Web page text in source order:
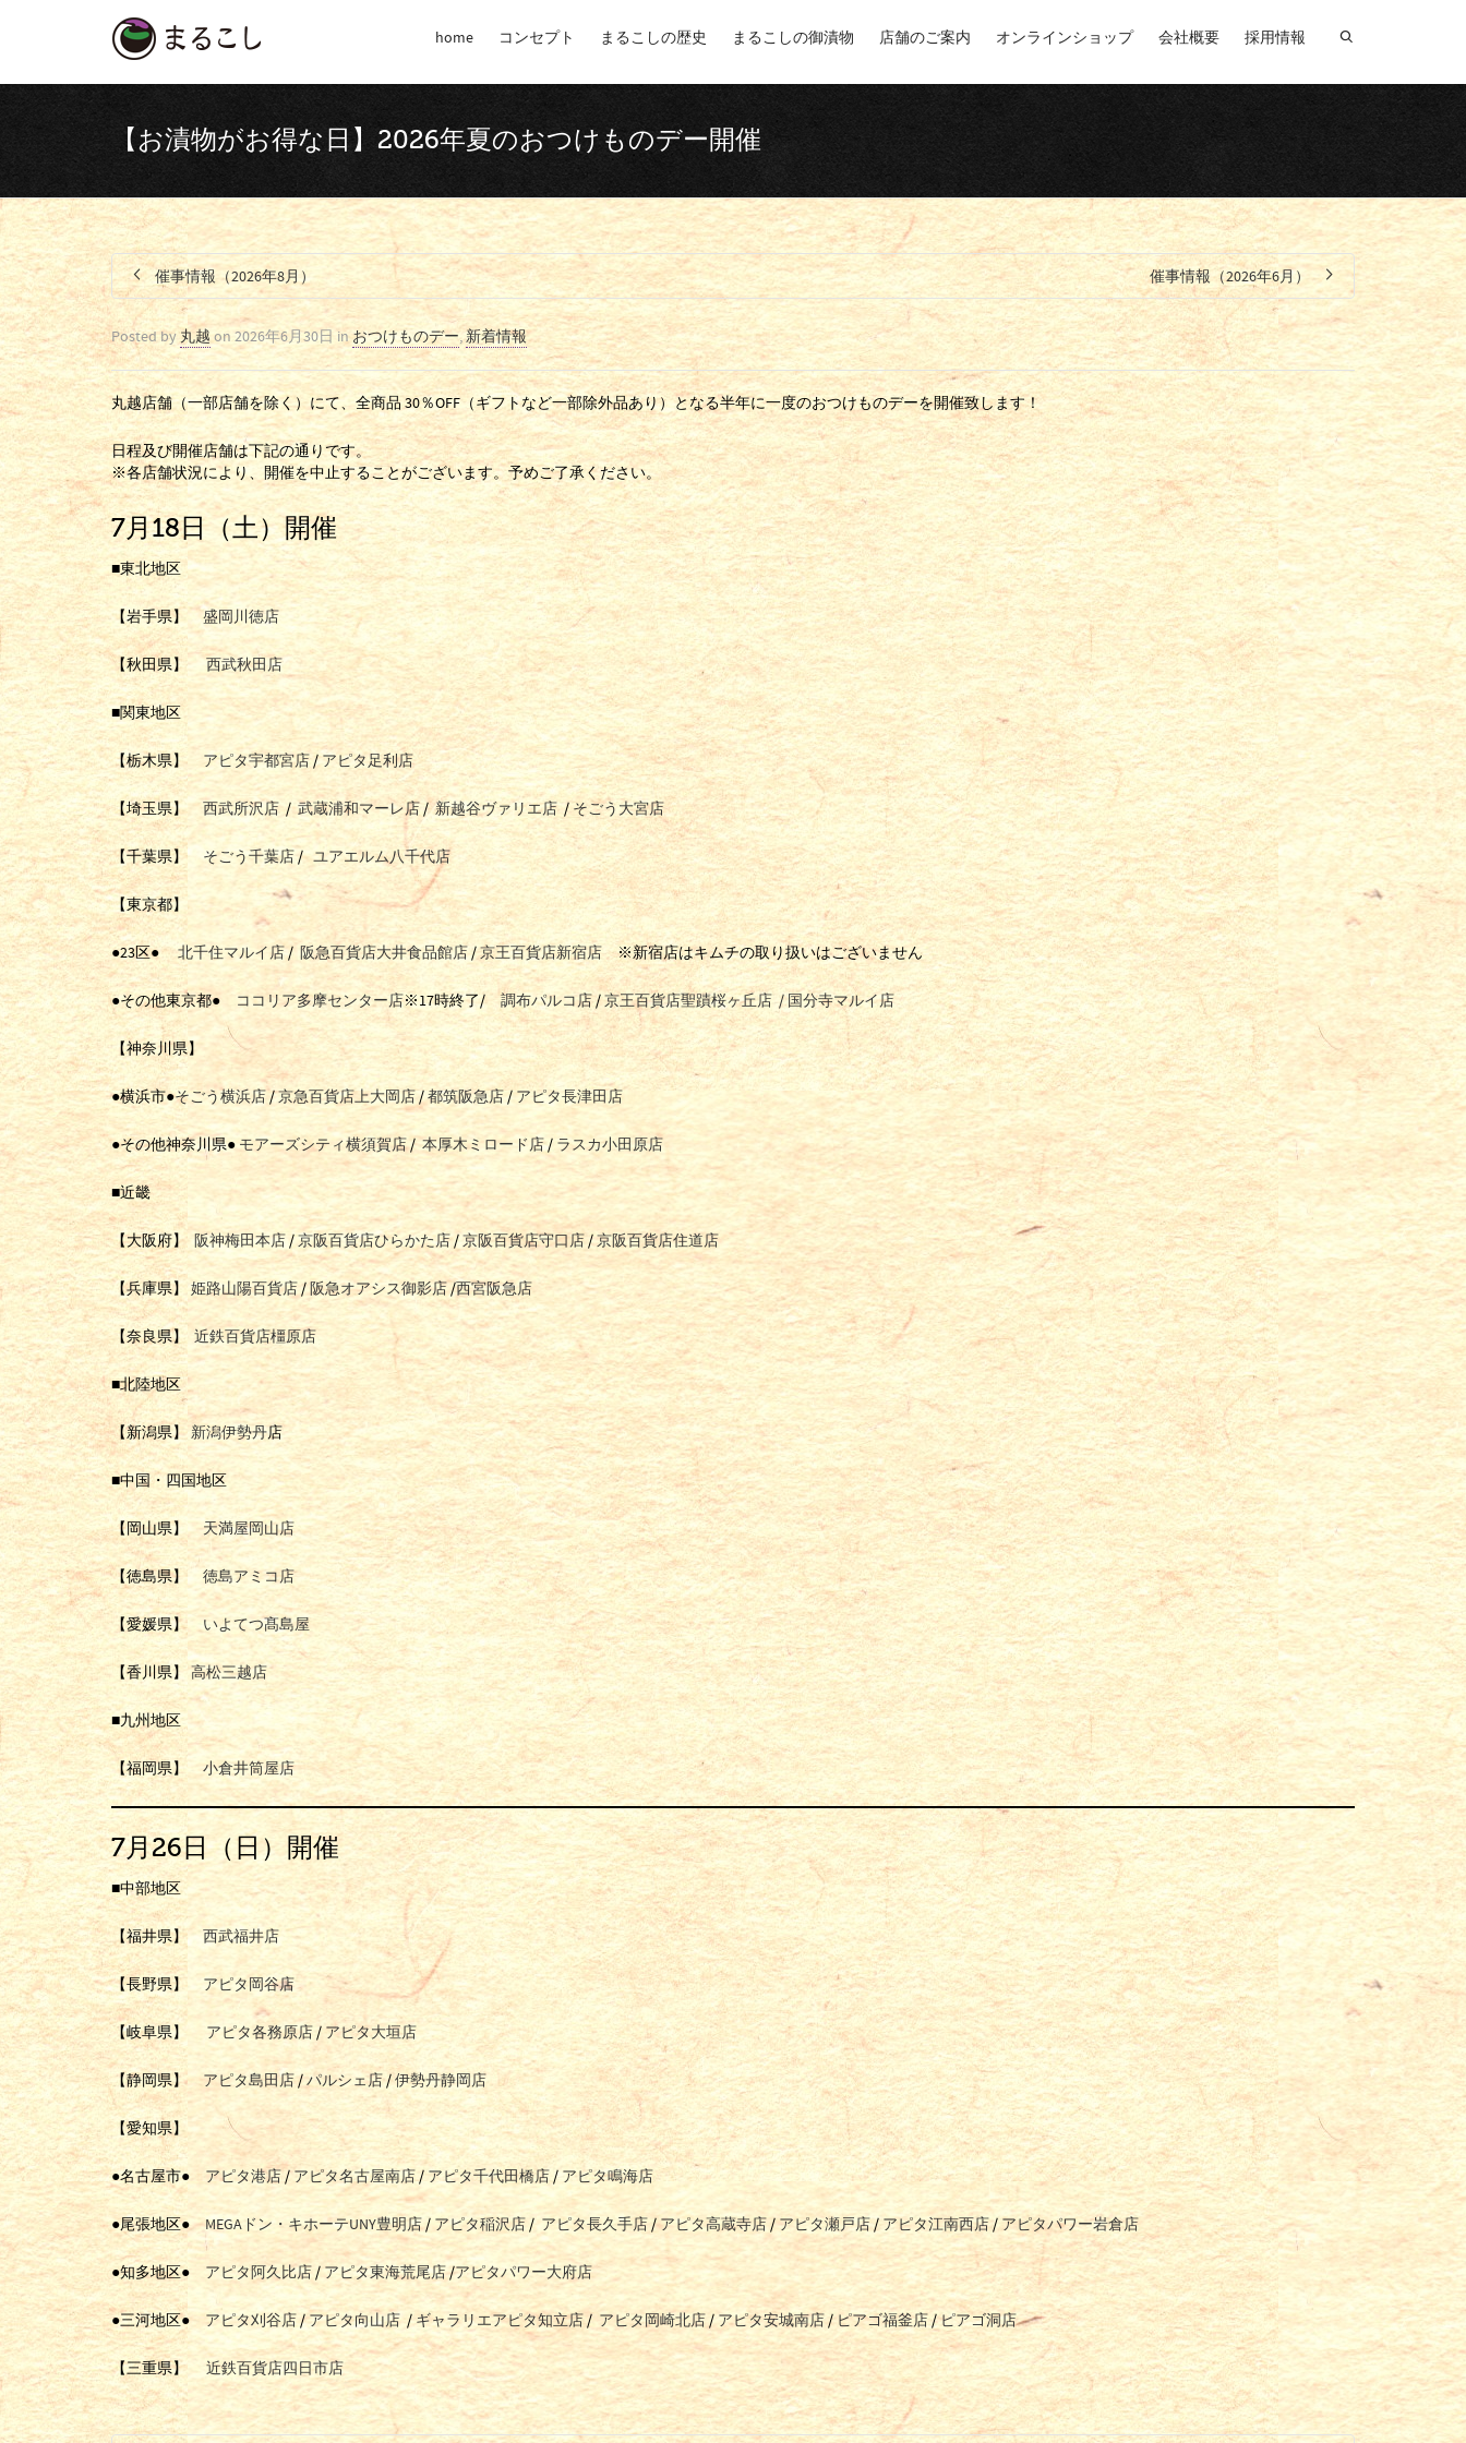
home コンセプト まるこしの歴史 まるこしの御漬物 店舗のご案内 オンラインショップ 会社概要 採用情報
【お漬物がお得な日】2026年夏のおつけものデー開催
催事情報（2026年8月） 催事情報（2026年6月）
Posted by丸越on 2026年6月30日 inおつけものデー,新着情報
丸越店舗（一部店舗を除く）にて、全商品 30％OFF（ギフトなど一部除外品あり）となる半年に一度のおつけものデーを開催致します！
日程及び開催店舗は下記の通りです。
※各店舗状況により、開催を中止することがございます。予めご了承ください。
7月18日（土）開催
■東北地区
【岩手県】盛岡川徳店
【秋田県】 西武秋田店
■関東地区
【栃木県】 アピタ宇都宮店/アピタ足利店
【埼玉県】西武所沢店 /武蔵浦和マーレ店/新越谷ヴァリエ店/そごう大宮店
【千葉県】そごう千葉店/ユアエルム八千代店
【東京都】
●23区●北千住マルイ店/ 阪急百貨店大井食品館店/京王百貨店新宿店※新宿店はキムチの取り扱いはございません
●その他東京都● ココリア多摩センター店※17時終了/調布パルコ店/京王百貨店聖蹟桜ヶ丘店/国分寺マルイ店
【神奈川県】
●横浜市●そごう横浜店/京急百貨店上大岡店/都筑阪急店/ アピタ長津田店
●その他神奈川県●モアーズシティ横須賀店/本厚木ミロード店/ ラスカ小田原店
■近畿
【大阪府】阪神梅田本店/京阪百貨店ひらかた店/京阪百貨店守口店/京阪百貨店住道店
【兵庫県】 姫路山陽百貨店/ 阪急オアシス御影店/西宮阪急店
【奈良県】 近鉄百貨店橿原店
■北陸地区
【新潟県】新潟伊勢丹店
■中国・四国地区
【岡山県】 天満屋岡山店
【徳島県】 徳島アミコ店
【愛媛県】いよてつ髙島屋
【香川県】高松三越店
■九州地区
【福岡県】 小倉井筒屋店
7月26日（日）開催
■中部地区
【福井県】西武福井店
【長野県】 アピタ岡谷店
【岐阜県】 アピタ各務原店/ アピタ大垣店
【静岡県】 アピタ島田店/パルシェ店/伊勢丹静岡店
【愛知県】
●名古屋市● アピタ港店/ アピタ名古屋南店/ アピタ千代田橋店/ アピタ鳴海店
●尾張地区●MEGAドン・キホーテUNY豊明店/ アピタ稲沢店/ アピタ長久手店/アピタ高蔵寺店/ アピタ瀬戸店/アピタ江南西店/ アピタパワー岩倉店
●知多地区● アピタ阿久比店/ アピタ東海荒尾店/アピタパワー大府店
●三河地区● アピタ刈谷店/アピタ向山店 / ギャラリエアピタ知立店/ アピタ岡崎北店/ アピタ安城南店/ ピアゴ福釜店/ピアゴ洞店
【三重県】 近鉄百貨店四日市店